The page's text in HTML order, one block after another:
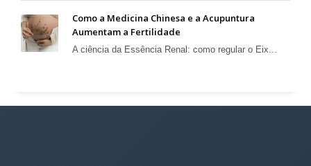
Como a Medicina Chinesa e a Acupuntura
Aumentam a Fertilidade
A ciência da Essência Renal: como regular o Eix...